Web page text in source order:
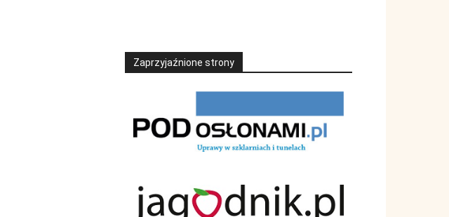
Zaprzyjaźnione strony